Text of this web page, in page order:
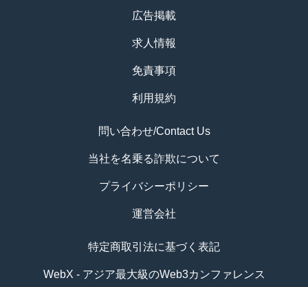
広告掲載
求人情報
免責事項
利用規約
問い合わせ/Contact Us
当社を名乗る詐欺について
プライバシーポリシー
運営会社
特定商取引法に基づく表記
WebX - アジア最大級のWeb3カンファレンス